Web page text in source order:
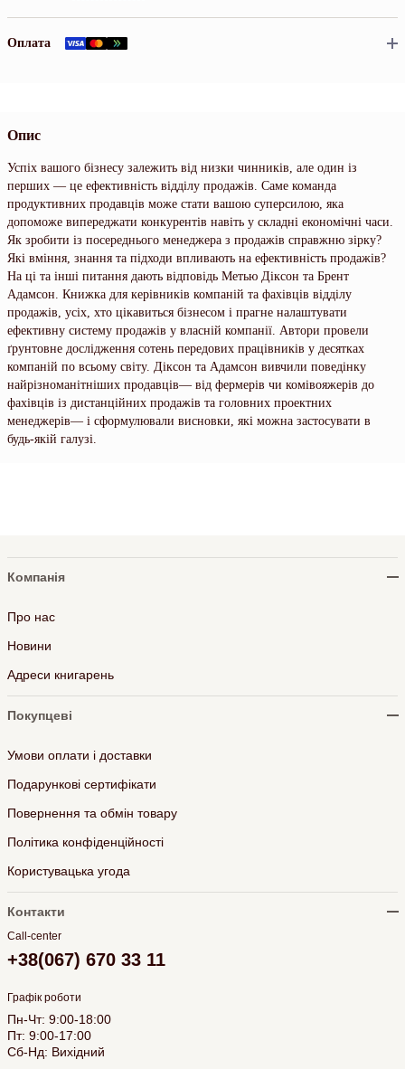
Оплата
Опис
Успіх вашого бізнесу залежить від низки чинників, але один із
перших — це ефективність відділу продажів. Саме команда
продуктивних продавців може стати вашою суперсилою, яка
допоможе випереджати конкурентів навіть у складні економічні часи.
Як зробити із посереднього менеджера з продажів справжню зірку?
Які вміння, знання та підходи впливають на ефективність продажів?
На ці та інші питання дають відповідь Метью Діксон та Брент
Адамсон. Книжка для керівників компаній та фахівців відділу
продажів, усіх, хто цікавиться бізнесом і прагне налаштувати
ефективну систему продажів у власній компанії. Автори провели
ґрунтовне дослідження сотень передових працівників у десятках
компаній по всьому світу. Діксон та Адамсон вивчили поведінку
найрізноманітніших продавців— від фермерів чи комівояжерів до
фахівців із дистанційних продажів та головних проектних
менеджерів— і сформулювали висновки, які можна застосувати в
будь-якій галузі.
Компанія
Про нас
Новини
Адреси книгарень
Покупцеві
Умови оплати і доставки
Подарункові сертифікати
Повернення та обмін товару
Політика конфіденційності
Користувацька угода
Контакти
Call-center
+38(067) 670 33 11
Графік роботи
Пн-Чт: 9:00-18:00
Пт: 9:00-17:00
Сб-Нд: Вихідний